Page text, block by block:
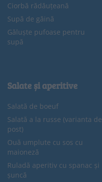
Ciorbă rădăuțeană
Supă de găină
Găluște pufoase pentru
supă
Salate și aperitive
Salată de boeuf
Salată a la russe (varianta de
post)
Ouă umplute cu sos cu
maioneză
Ruladă aperitiv cu spanac și
șuncă